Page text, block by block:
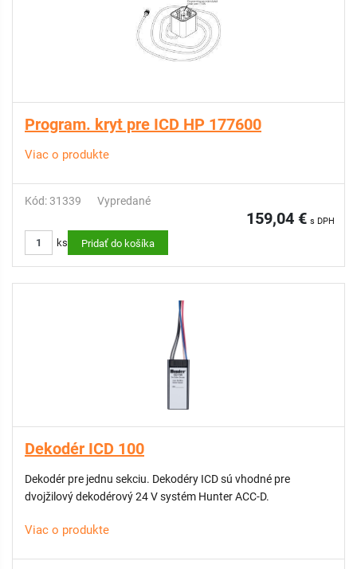
prerušovanú prevádzku staníc
Program. kryt pre ICD HP 177600
Viac o produkte
Kód: 31339 Vypredané
159,04 € s DPH
ks Pridať do košíka
Dekodér ICD 100
Dekodér pre jednu sekciu. Dekodéry ICD sú vhodné pre
dvojžilový dekodérový 24 V systém Hunter ACC-D.
Viac o produkte